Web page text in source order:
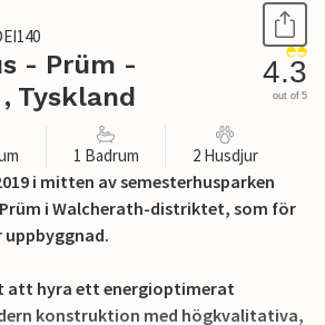
- Prüm -
Tyskland
4.3
out of 5
1 Badrum 2 Husdjur
i mitten av semesterhusparken
i Walcherath-distriktet, som för
uppbyggnad.
att hyra ett energioptimerat
konstruktion med högkvalitativa,